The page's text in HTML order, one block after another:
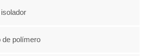
de polímero